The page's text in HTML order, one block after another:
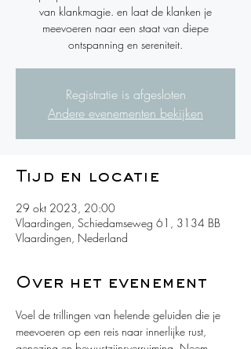
van klankmagie. en laat de klanken je
meevoeren naar een staat van diepe
ontspanning en sereniteit.
Registratie is afgesloten
Andere evenementen bekijken
Tijd en locatie
29 okt 2023, 20:00
Vlaardingen, Schiedamseweg 61, 3134 BB
Vlaardingen, Nederland
Over het evenement
Voel de trillingen van helende geluiden die je
meevoeren op een reis naar innerlijke rust,